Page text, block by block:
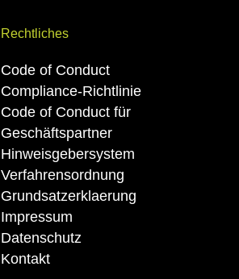
Rechtliches
Code of Conduct
Compliance-Richtlinie
Code of Conduct für
Geschäftspartner
Hinweisgebersystem
Verfahrensordnung
Grundsatzerklaerung
Impressum
Datenschutz
Kontakt